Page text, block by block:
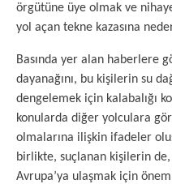
örgütüne üye olmak ve
yol açan tekne kazasına
Basında yer alan haberlere
dayanağını, bu kişilerin su
dengelemek için kalabalığı
konularda diğer yolculara
olmalarına ilişkin ifadeler
birlikte, suçlanan kişilerin
Avrupa’ya ulaşmak için